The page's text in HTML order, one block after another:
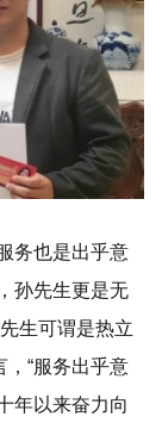
务也是出乎意
孙先生更是无
生可谓是热立
“服务出乎意
年以来奋力向